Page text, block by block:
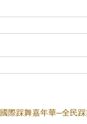
際踩舞嘉年華─全民